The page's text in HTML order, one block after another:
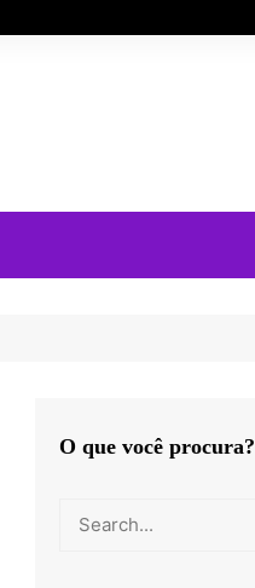
O que você procura?